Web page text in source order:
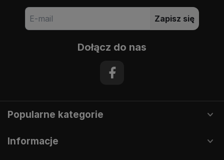
Zapisz się
Dołącz do nas
Popularne kategorie
Informacje